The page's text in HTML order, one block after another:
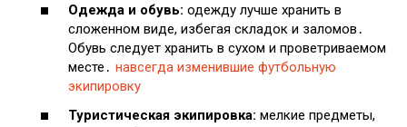
Одежда и обувь: одежду лучше хранить в
сложенном виде, избегая складок и заломов․
Обувь следует хранить в сухом и проветриваемом
месте․ навсегда изменившие футбольную
экипировку
Туристическая экипировка: мелкие предметы,